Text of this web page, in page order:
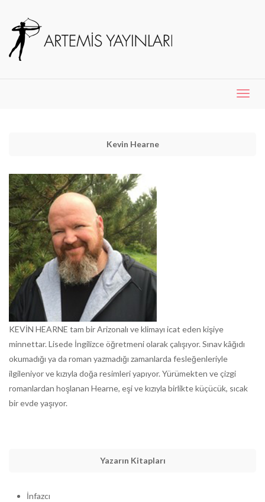
Kevin Hearne
KEVİN HEARNE tam bir Arizonalı ve klimayı icat eden kişiye
minnettar. Lisede İngilizce öğretmeni olarak çalışıyor. Sınav kâğıdı
okumadığı ya da roman yazmadığı zamanlarda fesleğenleriyle
ilgileniyor ve kızıyla doğa resimleri yapıyor. Yürümekten ve çizgi
romanlardan hoşlanan Hearne, eşi ve kızıyla birlikte küçücük, sıcak
bir evde yaşıyor.
Yazarın Kitapları
İnfazcı